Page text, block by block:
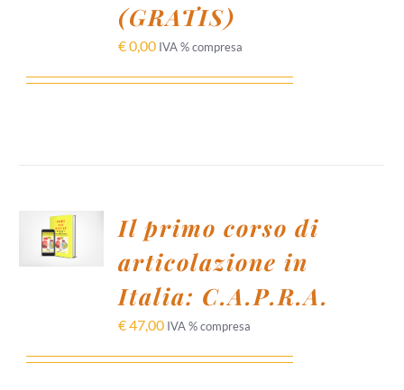
(GRATIS)
€0,00 IVA % compresa
AL
CARRELLO
/
Il primo corso di
articolazione in
Italia: C.A.P.R.A.
€47,00 IVA % compresa